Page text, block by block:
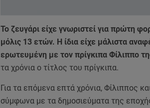
Το ζευγάρι είχε γνωριστεί για πρώτη
μόλις 13 ετών. Η ίδια είχε μάλιστα
ερωτευμένη με τον πρίγκιπα Φίλιππο
τα χρόνια ο τίτλος του πρίγκιπα.
Για τα επόμενα επτά χρόνια, Φίλιππος
σύμφωνα με τα δημοσιεύματα της